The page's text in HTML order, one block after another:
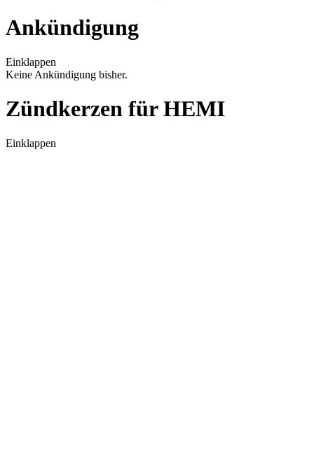
Ankündigung
Einklappen
Keine Ankündigung bisher.
Zündkerzen für HEMI
Einklappen